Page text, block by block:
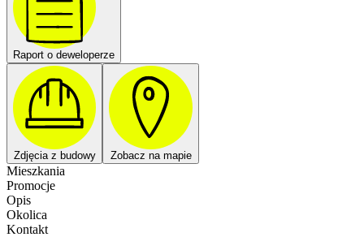
Raport o deweloperze
Zdjęcia z budowy Zobacz na mapie
Mieszkania
Promocje
Opis
Okolica
Kontakt